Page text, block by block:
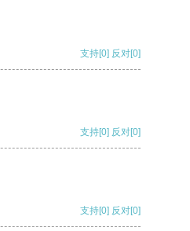
支持[0] 反对[0]
支持[0] 反对[0]
支持[0] 反对[0]